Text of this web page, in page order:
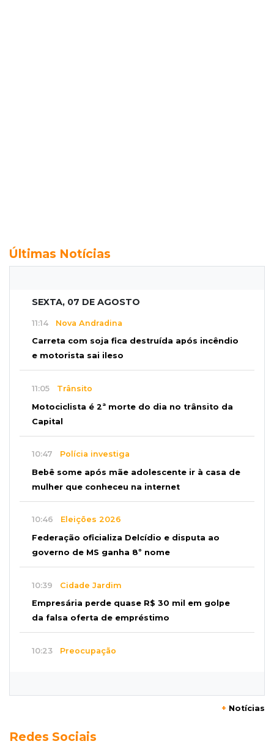
Últimas Notícias
SEXTA, 07 DE AGOSTO
11:14 Nova Andradina
Carreta com soja fica destruída após incêndio
e motorista sai ileso
11:05 Trânsito
Motociclista é 2ª morte do dia no trânsito da
Capital
10:47 Polícia investiga
Bebê some após mãe adolescente ir à casa de
mulher que conheceu na internet
10:46 Eleições 2026
Federação oficializa Delcídio e disputa ao
governo de MS ganha 8º nome
10:39 Cidade Jardim
Empresária perde quase R$ 30 mil em golpe
da falsa oferta de empréstimo
10:23 Preocupação
Superávit comercial de MS cresce 17,8% com
+ Notícias
Redes Sociais